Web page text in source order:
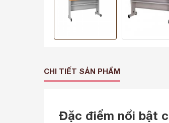
CHI TIẾT SẢN PHẨM
Đặc điểm nổi bật